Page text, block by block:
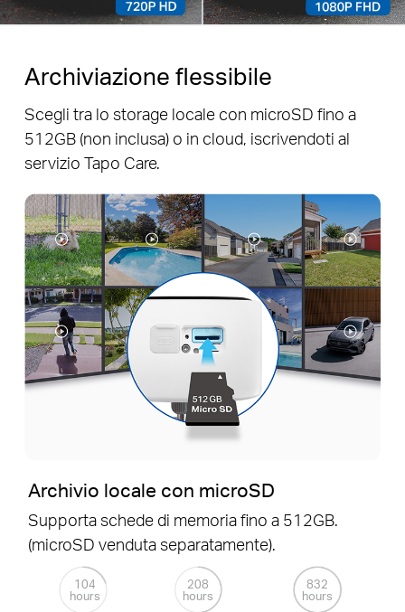
Archiviazione flessibile
Scegli tra lo storage locale con microSD fino a
512GB (non inclusa) o in cloud, iscrivendoti al
servizio Tapo Care.
Archivio locale con microSD
Supporta schede di memoria fino a 512GB.
(microSD venduta separatamente).
104
hours
208
hours
832
hours